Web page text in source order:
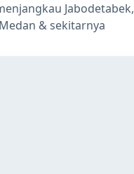
Medan & sekitarnya